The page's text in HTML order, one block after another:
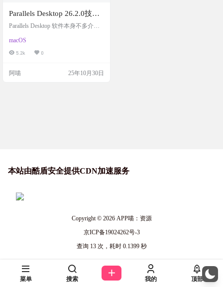
Parallels Desktop 26.2.0技术
预览版 for Mac 秋叶
最好用的macOS虚拟机
Parallels Desktop 软件本身不多介绍
拟机，体验很好，可惜太贵，有能
力还请支持一下正版。 相对于官方d
示用户许可协议。我是盗版，我不
macOS
5.2k 0
阿喵 25年10月30日
本站由酷盾安全提供CDN加速服务
Copyright © 2026APP喵：资源
京ICP备19024262号-3
查询 13 次，耗时 0.1399 秒
菜单 搜索 我的 顶部